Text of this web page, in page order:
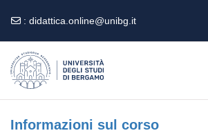
: didattica.online@unibg.it
Informazioni sul corso